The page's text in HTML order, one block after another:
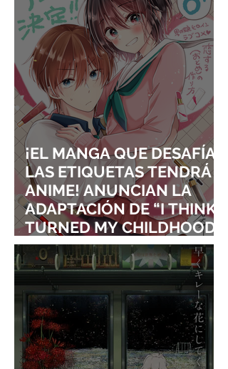
¡EL MANGA QUE DESAFÍA
LAS ETIQUETAS TENDRÁ
ANIME! ANUNCIAN LA
ADAPTACIÓN DE “I THINK I
TURNED MY CHILDHOOD
FRIEND INTO A GIRL”